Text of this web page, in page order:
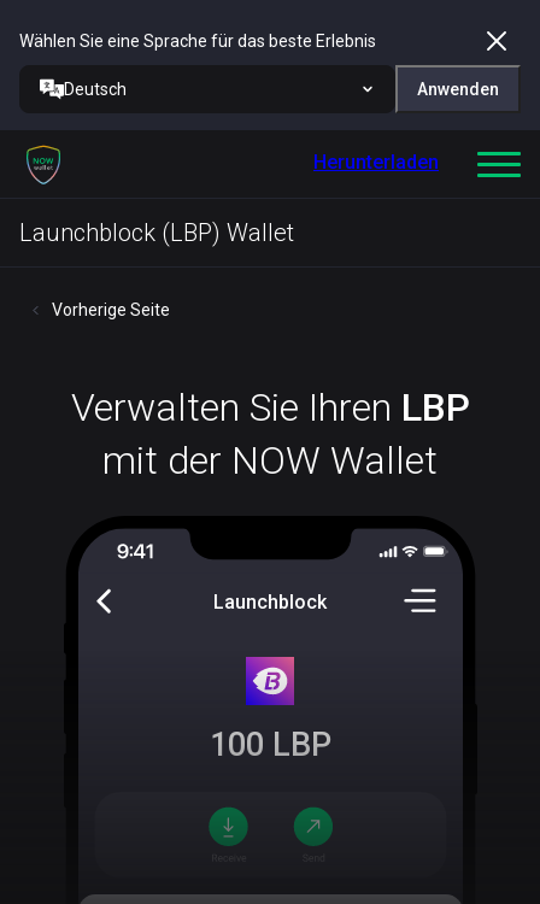
Wählen Sie eine Sprache für das beste Erlebnis
Deutsch Anwenden
Herunterladen
Launchblock (LBP) Wallet
Vorherige Seite
Verwalten Sie Ihren LBP
mit der NOW Wallet
Launchblock
100 LBP